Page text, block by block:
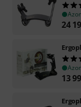
24
13